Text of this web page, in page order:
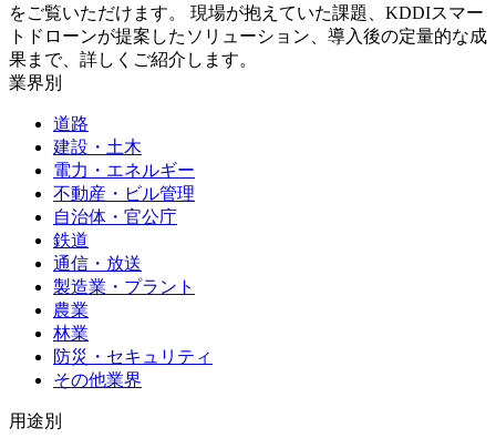
をご覧いただけます。 現場が抱えていた課題、KDDIスマー
トドローンが提案したソリューション、導入後の定量的な成
果まで、詳しくご紹介します。
業界別
道路
建設・土木
電力・エネルギー
不動産・ビル管理
自治体・官公庁
鉄道
通信・放送
製造業・プラント
農業
林業
防災・セキュリティ
その他業界
用途別